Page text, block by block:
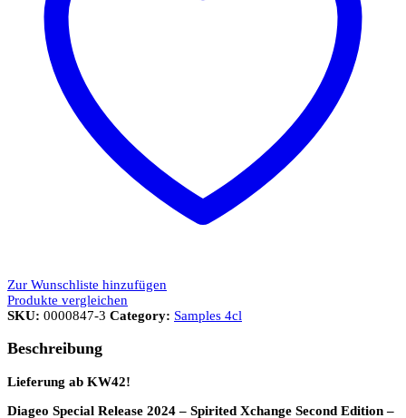
Zur Wunschliste hinzufügen
Produkte vergleichen
SKU: 0000847-3 Category: Samples 4cl
Beschreibung
Lieferung ab KW42!
Diageo Special Release 2024 – Spirited Xchange Second Edition –